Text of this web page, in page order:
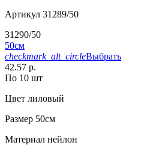
Артикул 31289/50
31290/50
50см
checkmark_alt_circleВыбрать
42.57 р.
По 10 шт
Цвет лиловый
Размер 50см
Материал нейлон